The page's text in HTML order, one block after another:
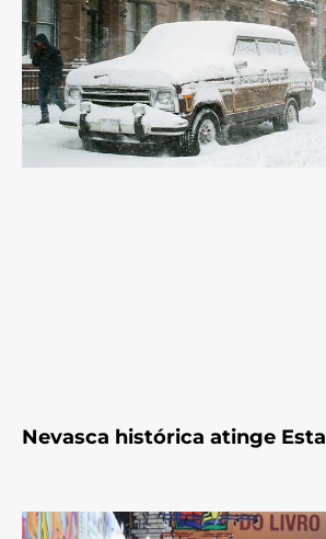
Nevasca histórica atinge